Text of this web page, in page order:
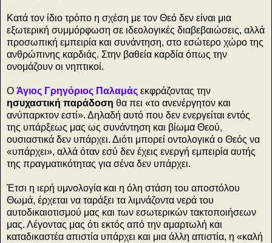
Κατά τον ίδιο τρόπο η σχέση με τον Θεό δεν είναι μια
εξωτερική συμμόρφωση σε ιδεολογικές διαβεβαιώσεις, αλλά
προσωπική εμπειρία και συνάντηση, στο εσώτερο χώρο της
ανθρώπινης καρδιάς. Στην βαθεία καρδία όπως την
ονομάζουν οι νηπτικοί.
Ο Άγιος Γρηγόριος Παλαμάς εκφράζοντας την
ησυχαστική παράδοση θα πει «το ανενέργητον και
ανύπαρκτον εστί». Δηλαδή αυτό που δεν ενεργείται εντός
της υπάρξεως μας ως συνάντηση και βίωμα Θεού,
ουσιαστικά δεν υπάρχει. Διότι μπορεί οντολογικά ο Θεός να
«υπάρχει», αλλά όταν εσύ δεν έχεις ενεργή εμπειρία αυτής
της πραγματικότητας για σένα δεν υπάρχει.
Έτσι η ιερή υμνολογία και η όλη στάση του αποστόλου
Θωμά, έρχεται να ταράξει τα λιμνάζοντα νερά του
αυτοδικαιοτισμού μας και των εσωτερικών τακτοποιήσεων
μας. Λέγοντας μας ότι εκτός από την αμαρτωλή και
καταδικαστέα απιστία υπάρχει και μια άλλη απιστία, η «καλή